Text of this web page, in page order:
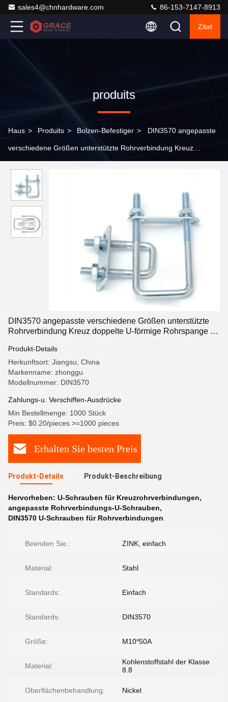
sales4@chnhardware.com 86-153-7147-8913
Zitat
produits
Haus > Produits > Bolzen-Befestiger > DIN3570 angepasste
verschiedene Größen unterstützte Rohrverbindung Kreuz
DIN3570 angepasste verschiedene Größen unterstützte
Rohrverbindung Kreuz doppelte U-förmige Rohrspange U-
Produkt-Details
Herkunftsort: Jiangsu, China
Markenname: zhonggu
Modellnummer: DIN3570
Zahlungs-u. Verschiffen-Ausdrücke
Min Bestellmenge: 1000 Stück
Preis: $0.20/pieces >=1000 pieces
Erhalten Sie besten Preis
Produkt-Details Produkt-Beschreibung
Hervorheben: U-Schrauben für Kreuzrohrverbindungen,
angepasste Rohrverbindungs-U-Schrauben,
DIN3570 U-Schrauben für Rohrverbindungen
Beenden Sie.: ZINK, einfach
Material: Stahl
Standards: Einfach
Standards: DIN3570
Größe: M10*50A
Material:
Kohlenstoffstahl der Klasse
8.8
Oberflächenbehandlung: Nickel